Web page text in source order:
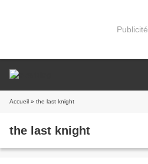
Publicité
Accueil » the last knight
the last knight